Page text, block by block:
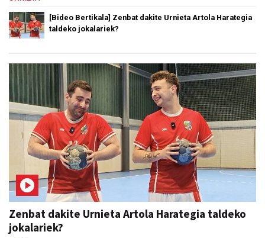
[Bideo Bertikala] Zenbat dakite Urnieta Artola Harategia
taldeko jokalariek?
Zenbat dakite Urnieta Artola Harategia taldeko
jokalariek?